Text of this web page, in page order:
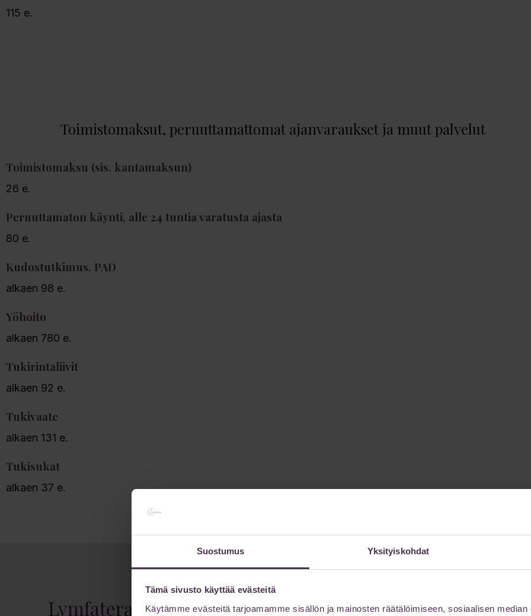
Suostumus Yksityiskohdat
Tämä sivusto käyttää evästeitä
Käytämme evästeitä tarjoamamme sisällön ja mainosten räätälöimiseen, sosiaalisen
115 e.
Toimistomaksut, peruuttamattomat ajanvaraukset ja muut palvelut
Toimistomaksu (sis. kantamaksun)
26 e.
Peruuttamaton käynti, alle 24 tuntia varatusta ajasta
80 e.
Kudostutkimus, PAD
alkaen 98 e.
Yöhoito
alkaen 780 e.
Tukirintaliivit
alkaen 92 e.
Tukivaate
alkaen 131 e.
Tukisukat
alkaen 37 e.
Lymfaterapian hinnasto